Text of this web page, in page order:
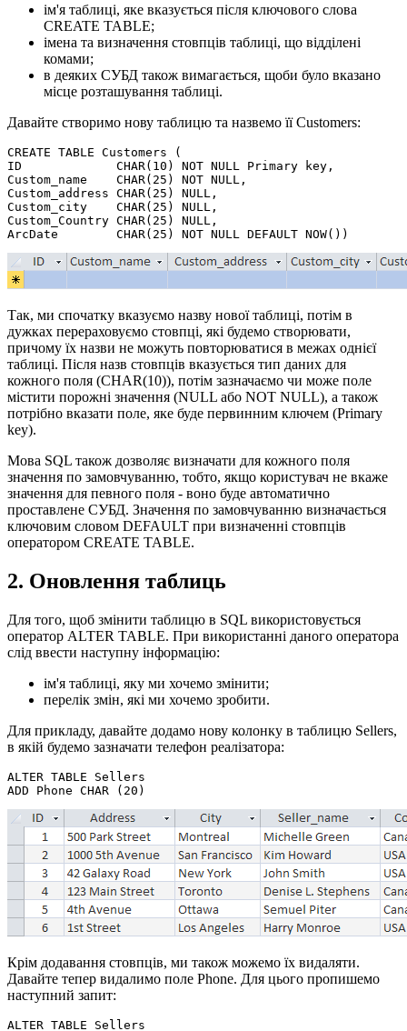
ім'я таблиці, яке вказується після ключового слова
CREATE TABLE;
імена та визначення стовпців таблиці, що відділені
комами;
в деяких СУБД також вимагається, щоби було вказано
місце розташування таблиці.
Давайте створимо нову таблицю та назвемо її Customers:
CREATE TABLE Customers (
ID             CHAR(10) NOT NULL Primary key,
Custom_name    CHAR(25) NOT NULL,
Custom_address CHAR(25) NULL,
Custom_city    CHAR(25) NULL,
Custom_Country CHAR(25) NULL,
Так, ми спочатку вказуємо назву нової таблиці, потім в
дужках перераховуємо стовпці, які будемо створювати,
причому їх назви не можуть повторюватися в межах однієї
таблиці. Після назв стовпців вказується тип даних для
кожного поля (CHAR(10)), потім зазначаємо чи може поле
містити порожні значення (NULL або NOT NULL), а також
потрібно вказати поле, яке буде первинним ключем (Primary
key).
Мова SQL також дозволяє визначати для кожного поля
значення по замовчуванню, тобто, якщо користувач не вкаже
значення для певного поля - воно буде автоматично
проставлене СУБД. Значення по замовчуванню визначається
ключовим словом DEFAULT при визначенні стовпців
оператором CREATE TABLE.
2. Оновлення таблиць
Для того, щоб змінити таблицю в SQL використовується
оператор ALTER TABLE. При використанні даного оператора
слід ввести наступну інформацію:
ім'я таблиці, яку ми хочемо змінити;
перелік змін, які ми хочемо зробити.
Для прикладу, давайте додамо нову колонку в таблицю Sellers,
в якій будемо зазначати телефон реалізатора:
ALTER TABLE Sellers
Крім додавання стовпців, ми також можемо їх видаляти.
Давайте тепер видалимо поле Phone. Для цього пропишемо
наступний запит:
ALTER TABLE Sellers